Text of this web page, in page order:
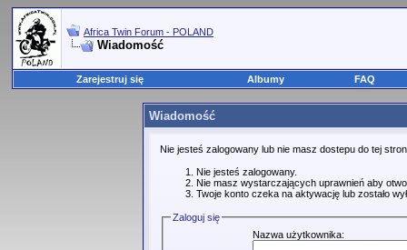
Africa Twin Forum - POLAND
Wiadomość
Zarejestruj się Albumy FAQ
Wiadomość
Nie jesteś zalogowany lub nie masz dostepu do tej
Nie jesteś zalogowany.
Nie masz wystarczających uprawnień aby
Twoje konto czeka na aktywację lub zostało
Zaloguj się
Nazwa użytkownika: